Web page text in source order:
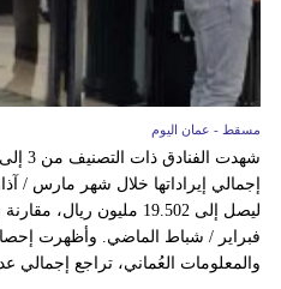
مسقط - عمان اليوم
فبراير / شباط الماضي. وأظهرت
والمعلومات العُماني، تراجع إجمالي